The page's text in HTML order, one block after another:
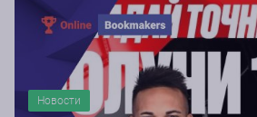
Новости